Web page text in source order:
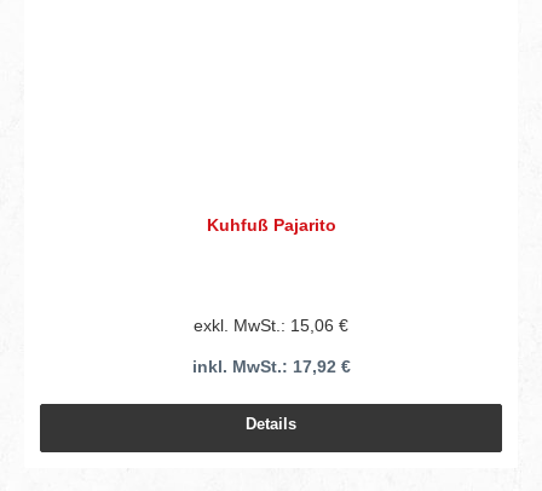
Kuhfuß Pajarito
exkl. MwSt.: 15,06 €
inkl. MwSt.: 17,92 €
Details